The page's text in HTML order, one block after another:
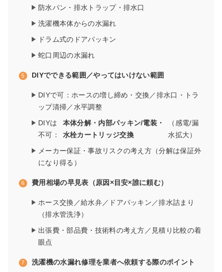
防水パン・排水トラップ・排水口
洗濯機本体からの水漏れ
ドラム式のドアパッキン
蛇口周辺の水漏れ
DIYでできる範囲／やってはいけない範囲
DIYで可：ホースの増し締め・交換／排水口・トラ
ップ清掃／水平調整
DIYは
不可：
本体分解・内部パッキン/電装・
水栓カートリッジ交換
（感電/漏
水拡大）
メーカー保証・事故リスクの考え方（分解は保証外
になり得る）
費用相場の早見表（原因×目安×誰に頼む）
ホース交換／給水弁／ドアパッキン／排水詰まり
（排水管洗浄）
出張費・部品費・技術料の考え方／見積り比較の着
眼点
洗濯機の水漏れ修理を業者へ依頼する際のポイント